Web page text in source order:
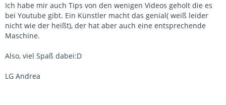
Ich habe mir auch Tips von den wenigen Videos geholt die es
bei Youtube gibt. Ein Künstler macht das genial( weiß leider
nicht wie der heißt), der hat aber auch eine entsprechende
Maschine.
Also, viel Spaß dabei:D
LG Andrea